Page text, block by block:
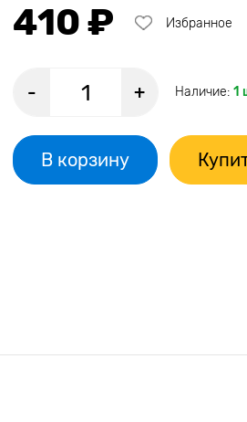
410 ₽ Избранное
- + Наличие: 1
В корзину